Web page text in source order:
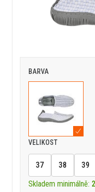
BARVA
VELIKOST
37 38 39
Skladem minimálně: 2